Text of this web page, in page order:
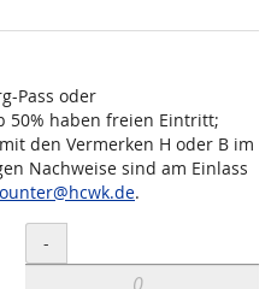
Pass oder
50% haben freien Eintritt;
den Vermerken H oder B im
Nachweise sind am Einlass
.
Menge
-